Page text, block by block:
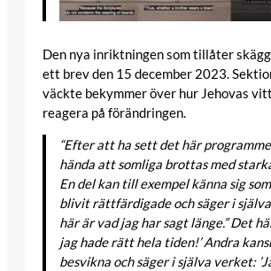
Den nya inriktningen som tillåter
ett brev den 15 december 2023.
väckte bekymmer över hur Jehovas
reagera på förändringen.
“Efter att ha sett det här
hända att somliga brottas med
En del kan till exempel känna sig
blivit rättfärdigade och säger i
här är vad jag har sagt länge.” Det
jag hade rätt hela tiden!’ Andra
besvikna och säger i själva verket: